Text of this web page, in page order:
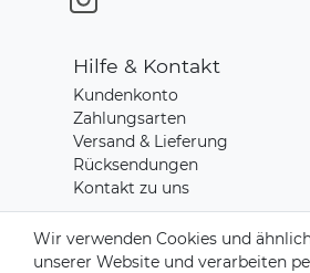
Hilfe & Kontakt
Kundenkonto
Zahlungsarten
Versand & Lieferung
Rücksendungen
Kontakt zu uns
Zahlungsanbieter
Wir verwenden Cookies und
unserer Website und verarbeiten